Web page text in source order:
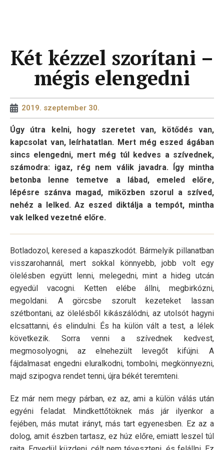
Két kézzel szorítani –
mégis elengedni
2019. szeptember 30.
Úgy útra kelni, hogy szeretet van, kötődés van,
kapcsolat van, leírhatatlan. Mert még eszed ágában
sincs elengedni, mert még túl kedves a szívednek,
számodra: igaz, rég nem válik javadra. Így mintha
betonba lenne temetve a lábad, emeled előre,
lépésre szánva magad, miközben szorul a szíved,
nehéz a lelked. Az eszed diktálja a tempót, mintha
vak lelked vezetné előre.
Botladozol, keresed a kapaszkodót. Bármelyik pillanatban
visszarohannál, mert sokkal könnyebb, jobb volt egy
ölelésben együtt lenni, melegedni, mint a hideg utcán
egyedül vacogni. Ketten elébe állni, megbirkózni,
megoldani. A görcsbe szorult kezeteket lassan
szétbontani, az ölelésből kikászálódni, az utolsót hagyni
elcsattanni, és elindulni. És ha külön vált a test, a lélek
következik. Sorra venni a szívednek kedvest,
megmosolyogni, az elnehezült levegőt kifújni. A
fájdalmasat engedni eluralkodni, tombolni, megkönnyezni,
majd szipogva rendet tenni, újra békét teremteni.
Ez már nem megy párban, ez az, ami a külön válás után
egyéni feladat. Mindkettőtöknek más jár ilyenkor a
fejében, más mutat irányt, más tart egyenesben. Ez az a
dolog, amit észben tartasz, ez húz előre, emiatt leszel túl